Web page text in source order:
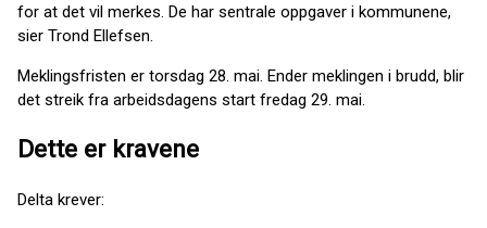
for at det vil merkes. De har sentrale oppgaver i kommunene,
sier Trond Ellefsen.
Meklingsfristen er torsdag 28. mai. Ender meklingen i brudd, blir
det streik fra arbeidsdagens start fredag 29. mai.
Dette er kravene
Delta krever: